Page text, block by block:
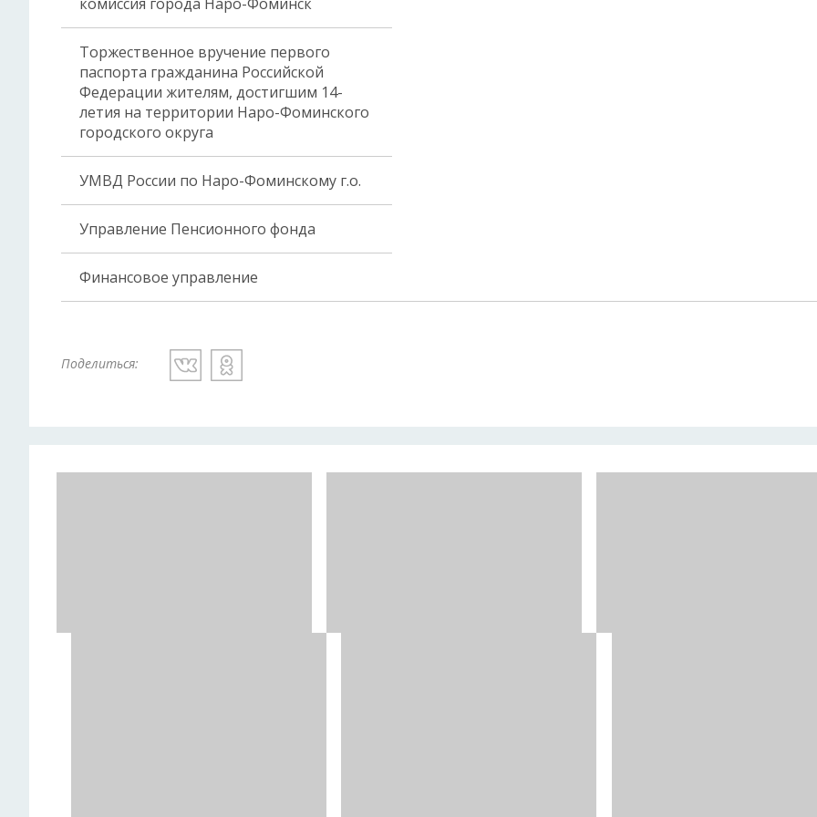
Торжественное вручение первого
паспорта гражданина Российской
Федерации жителям, достигшим 14-
летия на территории Наро-Фоминского
городского округа
УМВД России по Наро-Фоминскому г.о.
Управление Пенсионного фонда
Финансовое управление
Поделиться: